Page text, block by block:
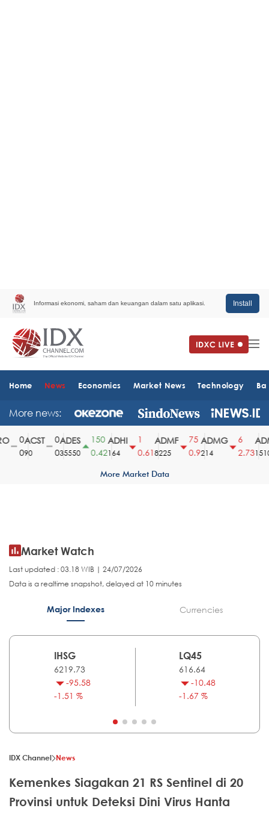
Informasi ekonomi, saham dan keuangan dalam satu aplikasi. Install
Home News Economics Market News Technology
More news:
ACST
90
ADES
35550
150
0.42
ADHI
164
0.61
ADMF
8225
75
0.9
ADMG
214
2.731510
More Market Data
Market Watch
Last updated : 03.18 WIB | 24/07/2026
Data is a realtime snapshot, delayed at 10 minutes
Major Indexes Currencies
IHSG
6219.73
-95.58
-1.51 %
LQ45
616.64
-10.48
-1.67 %
IDX Channel News
Kemenkes Siagakan 21 RS Sentinel di 20
Provinsi untuk Deteksi Dini Virus Hanta